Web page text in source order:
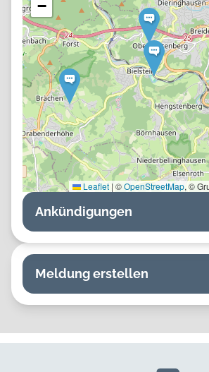
−
Leaflet | ©OpenStreetMap, ©
Ankündigungen
Meldung erstellen